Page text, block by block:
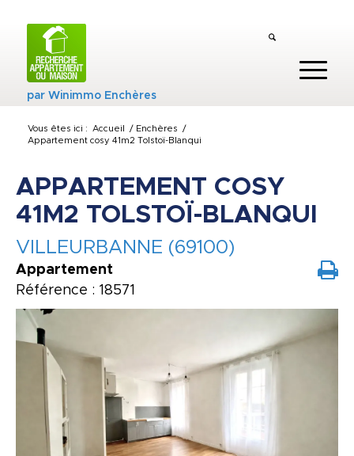
parWinimmo Enchères
Vous êtes ici : Accueil / Enchères
/
Appartement cosy 41m2 Tolstoï-Blanqui
APPARTEMENT COSY
41M2 TOLSTOÏ-BLANQUI
VILLEURBANNE (69100)
Appartement
Référence : 18571